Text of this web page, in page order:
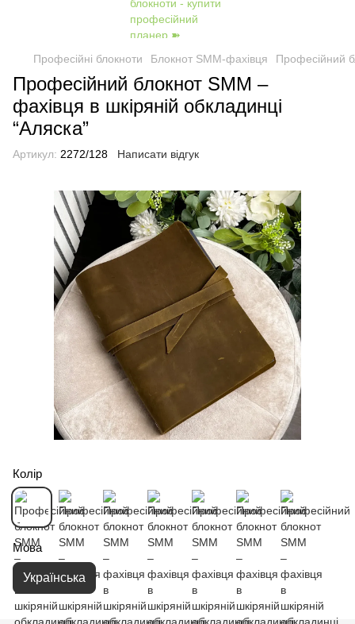
Професійні блокноти Блокнот SMM-фахівця Професійний
Професійний блокнот SMM –
фахівця в шкіряній обкладинці
“Аляска”
Артикул: 2272/128 Написати відгук
Колір
Мова
Українська